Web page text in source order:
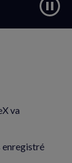
va
enregistré